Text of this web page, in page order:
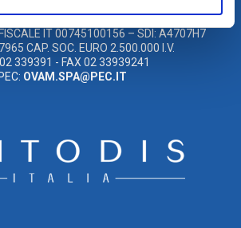
(MI)
FISCALE IT 00745100156 – SDI: A4707H7
CAP. SOC. EURO 2.500.000 I.V.
339391 - FAX 02 33939241
OVAM.SPA@PEC.IT